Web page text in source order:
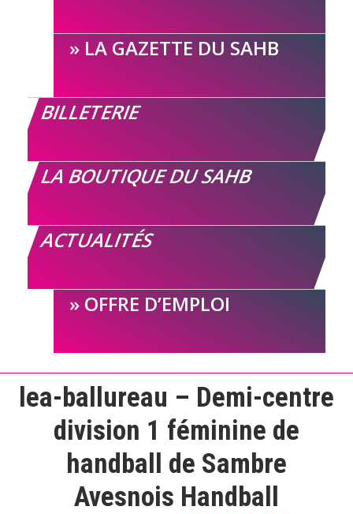
LA GAZETTE DU SAHB
BILLETERIE
LA BOUTIQUE DU SAHB
ACTUALITÉS
OFFRE D’EMPLOI
lea-ballureau – Demi-centre
division 1 féminine de
handball de Sambre
Avesnois Handball